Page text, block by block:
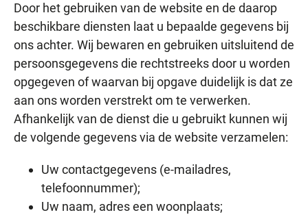
Door het gebruiken van de website en de daarop
beschikbare diensten laat u bepaalde gegevens bij
ons achter. Wij bewaren en gebruiken uitsluitend de
persoonsgegevens die rechtstreeks door u worden
opgegeven of waarvan bij opgave duidelijk is dat ze
aan ons worden verstrekt om te verwerken.
Afhankelijk van de dienst die u gebruikt kunnen wij
de volgende gegevens via de website verzamelen:
Uw contactgegevens (e-mailadres,
telefoonnummer);
Uw naam, adres een woonplaats;